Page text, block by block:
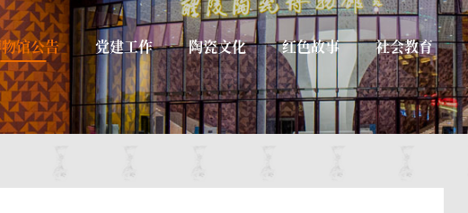
馆公告 党建工作 陶瓷文化 红色故事 社会教育